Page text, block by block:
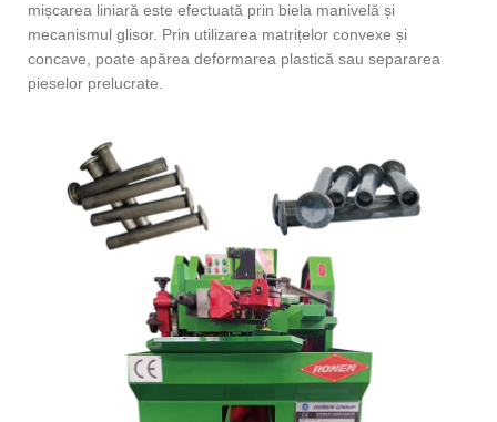
mișcarea liniară este efectuată prin biela manivelă și
mecanismul glisor. Prin utilizarea matrițelor convexe și
concave, poate apărea deformarea plastică sau separarea
pieselor prelucrate.